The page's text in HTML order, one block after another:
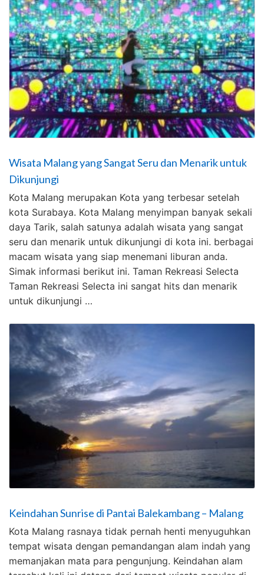
Wisata Malang yang Sangat Seru dan Menarik untuk
Dikunjungi
Kota Malang merupakan Kota yang terbesar setelah
kota Surabaya. Kota Malang menyimpan banyak sekali
daya Tarik, salah satunya adalah wisata yang sangat
seru dan menarik untuk dikunjungi di kota ini. berbagai
macam wisata yang siap menemani liburan anda.
Simak informasi berikut ini. Taman Rekreasi Selecta
Taman Rekreasi Selecta ini sangat hits dan menarik
untuk dikunjungi …
Keindahan Sunrise di Pantai Balekambang – Malang
Kota Malang rasnaya tidak pernah henti menyuguhkan
tempat wisata dengan pemandangan alam indah yang
memanjakan mata para pengunjung. Keindahan alam